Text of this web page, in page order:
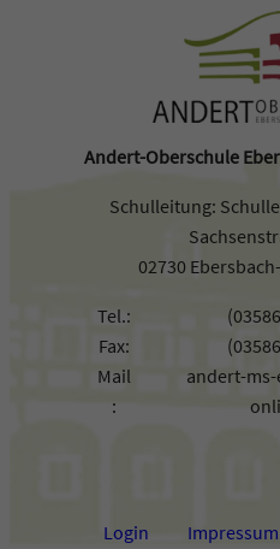
Andert-Oberschule
Schulleitung:
02730
Tel.:
Fax:
Mail
:
andert-
Login Impressum